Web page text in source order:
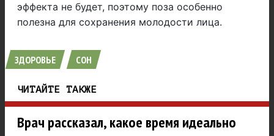
эффекта не будет, поэтому поза особенно
полезна для сохранения молодости лица.
ЗДОРОВЬЕ СОН
ЧИТАЙТЕ ТАКЖЕ
Врач рассказал, какое время идеально